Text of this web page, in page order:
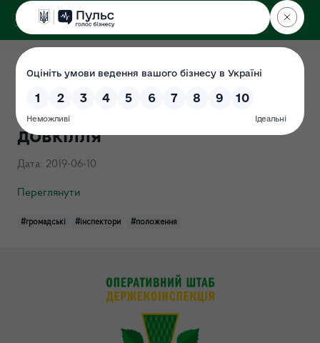
ДЕРЖЕКОІНСПЕКЦІЯ
у Хмельницькій області
Положення про громадських
інспекторів з охорони
довкілля
Дата: 2019-06-10
Переглянути
#громадські #інспектори #положення